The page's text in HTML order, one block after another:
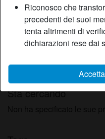
Riconosco che
precedenti dei suoi
tenta altrimenti di
dichiarazioni rese dai
person_pin Descrizione
Ex giramondo si è
uomo bello e bravo che
soprattutto deve sapere
sempre tutto al proprio
Sta cercando